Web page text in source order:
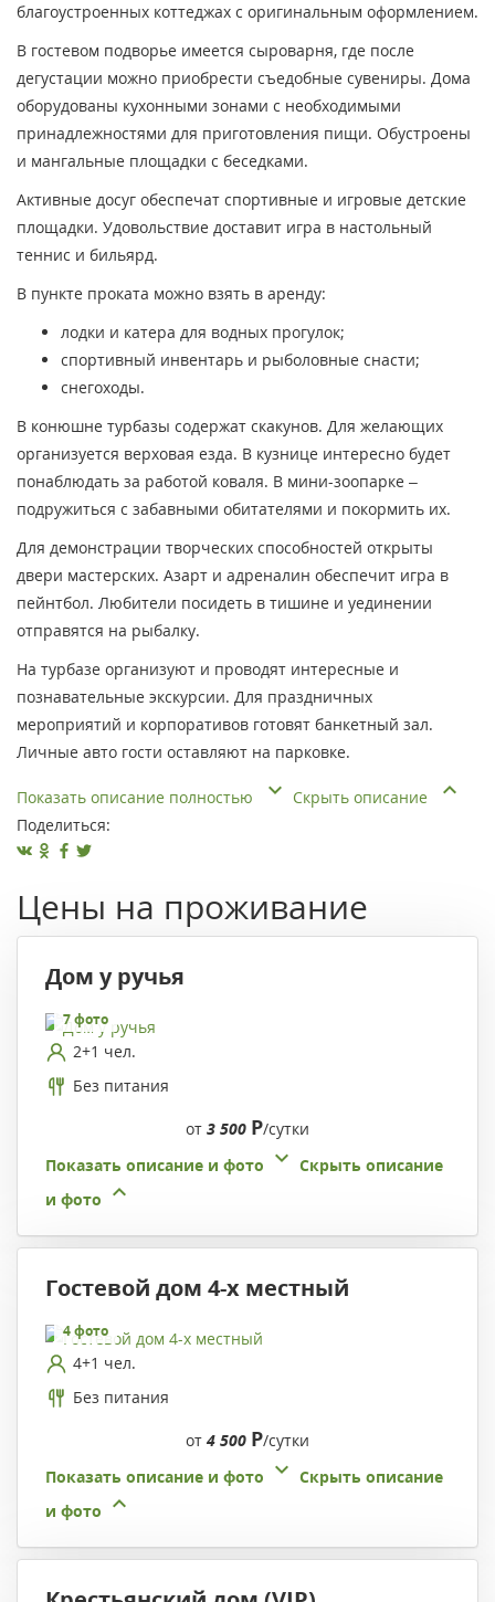
благоустроенных коттеджах с оригинальным оформлением.
В гостевом подворье имеется сыроварня, где после
дегустации можно приобрести съедобные сувениры. Дома
оборудованы кухонными зонами с необходимыми
принадлежностями для приготовления пищи. Обустроены
и мангальные площадки с беседками.
Активные досуг обеспечат спортивные и игровые детские
площадки. Удовольствие доставит игра в настольный
теннис и бильярд.
В пункте проката можно взять в аренду:
лодки и катера для водных прогулок;
спортивный инвентарь и рыболовные снасти;
снегоходы.
В конюшне турбазы содержат скакунов. Для желающих
организуется верховая езда. В кузнице интересно будет
понаблюдать за работой коваля. В мини-зоопарке –
подружиться с забавными обитателями и покормить их.
Для демонстрации творческих способностей открыты
двери мастерских. Азарт и адреналин обеспечит игра в
пейнтбол. Любители посидеть в тишине и уединении
отправятся на рыбалку.
На турбазе организуют и проводят интересные и
познавательные экскурсии. Для праздничных
мероприятий и корпоративов готовят банкетный зал.
Личные авто гости оставляют на парковке.
Показать описание полностью
Скрыть описание
Поделиться:
Цены на проживание
Дом у ручья
7 фото
2+1 чел.
Без питания
от 3 500 Р/сутки
Показать описание и фото
Скрыть описание
и фото
Гостевой дом 4-х местный
4 фото
4+1 чел.
Без питания
от 4 500 Р/сутки
Показать описание и фото
Скрыть описание
и фото